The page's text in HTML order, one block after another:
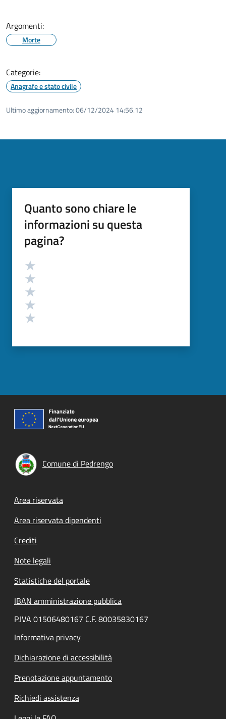
Argomenti:
Morte
Categorie:
Anagrafe e stato civile
Ultimo aggiornamento:06/12/2024 14:56.12
Quanto sono chiare le
informazioni su questa
pagina?
Valutazione
Comune di Pedrengo
Footer menu
Area riservata
Area riservata dipendenti
Crediti
Note legali
Statistiche del portale
IBAN amministrazione pubblica
P.IVA 01506480167 C.F. 80035830167
Informativa privacy
Dichiarazione di accessibilità
Prenotazione appuntamento
Richiedi assistenza